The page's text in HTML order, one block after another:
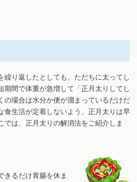
繰り返したとしても、ただちに太ってし
期間で体重が急増して「正月太りしてし
の場合は水分か便が溜まっているだけだ
食生活が定着しないよう、正月太りは早
では、正月太りの解消法をご紹介しま
きるだけ胃腸を休ま